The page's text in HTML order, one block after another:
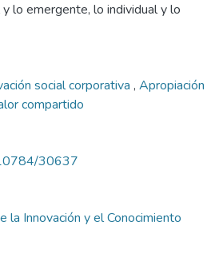
lo emergente, lo individual y lo
social corporativa , Apropiación
compartido
30637
la Innovación y el Conocimiento